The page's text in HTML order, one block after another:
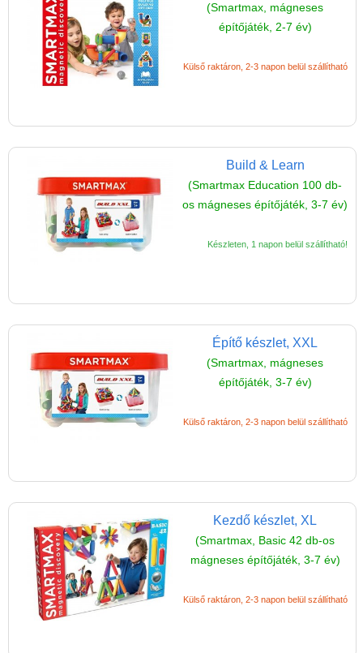
(Smartmax, mágneses
építőjáték, 2-7 év)
Külső raktáron, 2-3 napon belül szállítható
Build & Learn
(Smartmax Education 100 db-
os mágneses építőjáték, 3-7 év)
Készleten, 1 napon belül szállítható!
Építő készlet, XXL
(Smartmax, mágneses
építőjáték, 3-7 év)
Külső raktáron, 2-3 napon belül szállítható
Kezdő készlet, XL
(Smartmax, Basic 42 db-os
mágneses építőjáték, 3-7 év)
Külső raktáron, 2-3 napon belül szállítható
Vélemények
de akár INGYEN!
5%-os törzsvásárlói
kedvezmény
vásárlás előnyei
Reklamáció és Elállás